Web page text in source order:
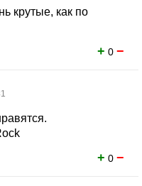
крутые, как по
+ 0 −
+ 0 −